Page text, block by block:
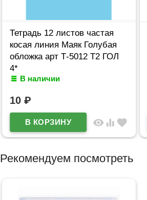
Тетрадь 12 листов частая
косая линия Маяк Голубая
обложка арт Т-5012 Т2 ГОЛ
4*
В наличии
10 ₽
visibility equalizer favorite
Рекомендуем посмотреть